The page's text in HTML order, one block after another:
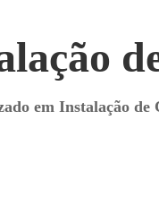
em Instalação